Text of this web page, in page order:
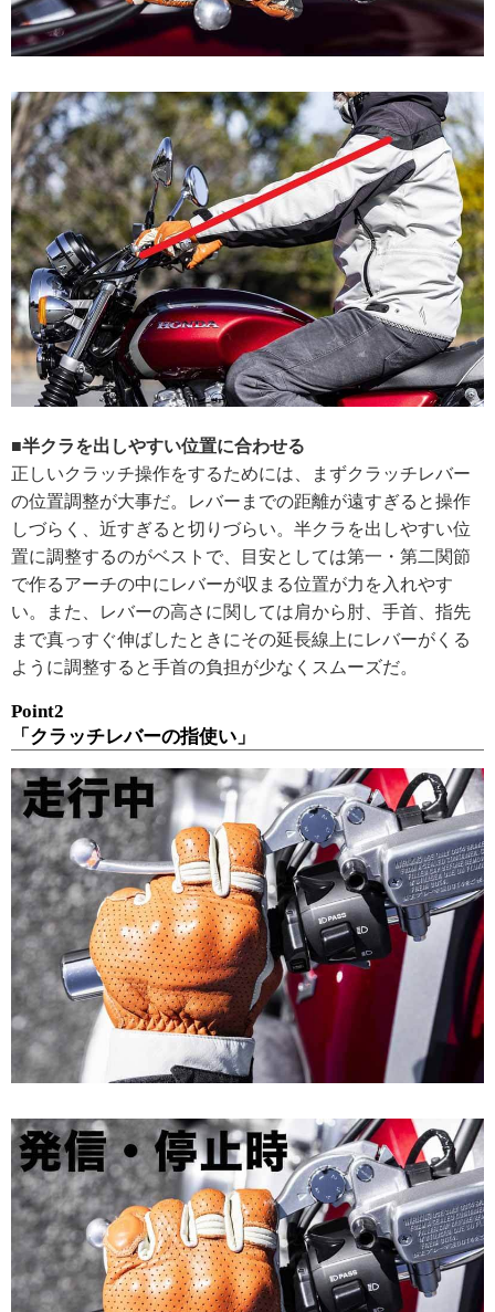
■半クラを出しやすい位置に合わせる
正しいクラッチ操作をするためには、まずクラッチレバー
の位置調整が大事だ。レバーまでの距離が遠すぎると操作
しづらく、近すぎると切りづらい。半クラを出しやすい位
置に調整するのがベストで、目安としては第一・第二関節
で作るアーチの中にレバーが収まる位置が力を入れやす
い。また、レバーの高さに関しては肩から肘、手首、指先
まで真っすぐ伸ばしたときにその延長線上にレバーがくる
ように調整すると手首の負担が少なくスムーズだ。
Point2
「クラッチレバーの指使い」